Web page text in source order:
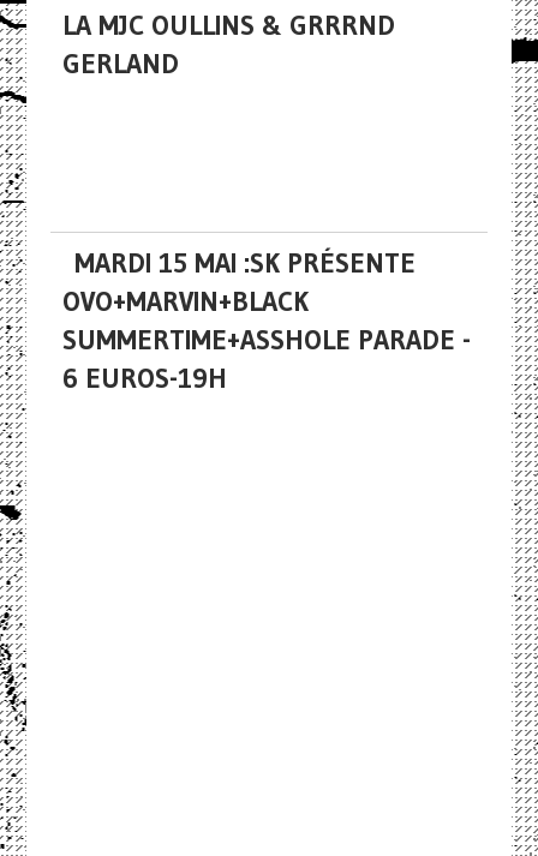
LA MJC OULLINS & GRRRND
GERLAND
MARDI 15 MAI :SK PRÉSENTE
OVO+MARVIN+BLACK
SUMMERTIME+ASSHOLE PARADE -
6 EUROS-19H